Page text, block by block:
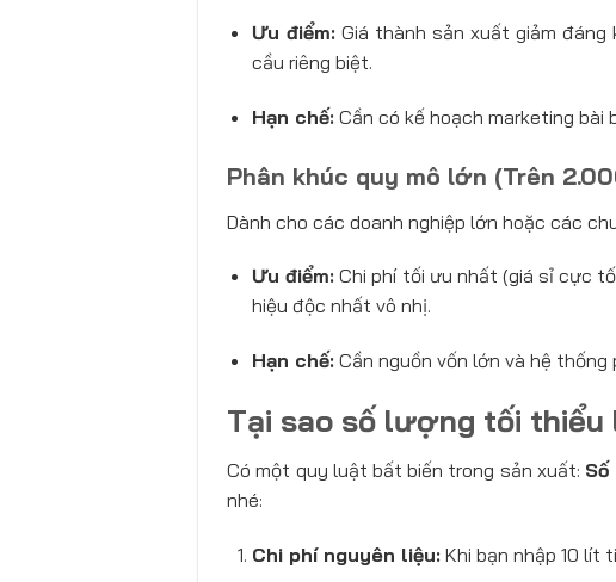
Ưu điểm:Giá thành sản xuất giảm
cầu riêng biệt.
Hạn chế:Cần có kế hoạch marketing bài
Phân khúc quy mô lớn (Trên
Dành cho các doanh nghiệp lớn hoặc các
Ưu điểm: Chi phí tối ưu nhất (giá sỉ cực
hiệu độc nhất vô nhị.
Hạn chế:Cần nguồn vốn lớn và hệ thống
Tại sao số lượng tối
Có một quy luật bất biến trong sản xuất:
nhé:
Chi phí nguyên liệu:Khi bạn nhập 10 lít